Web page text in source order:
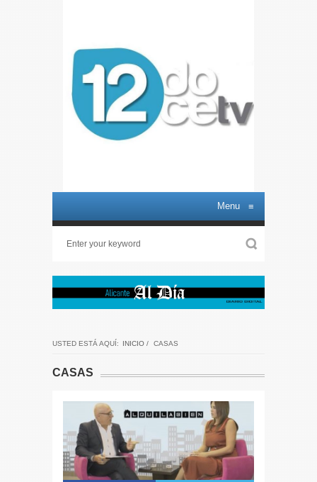
Menu ≡
USTED ESTÁ AQUÍ: INICIO / CASAS
CASAS